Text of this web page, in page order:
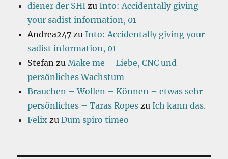
diener der SHI zuInto: Accidentally giving
your sadist information, 01
Andrea247 zuInto: Accidentally giving your
sadist information, 01
Stefan zuMake me – Liebe, CNC und
persönliches Wachstum
Brauchen – Wollen – Können – etwas sehr
persönliches – Taras Ropes zuIch kann das.
Felix zuDum spiro timeo